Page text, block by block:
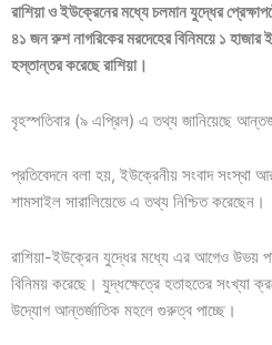
রাশিয়া ও ইউক্রেনের মধ্যে চলমান যুদ্ধের
৪১ জন রুশ নাগরিকের মরদেহের বিনিময়ে ১
হস্তান্তর করেছে রাশিয়া।
বৃহস্পতিবার (৯ এপ্রিল) এ তথ্য জানিয়েছে
প্রতিবেদনে বলা হয়, ইউক্রেনীয় সংবাদ সংস্থা
শামসাইল সারালিয়েভে এ তথ্য নিশ্চিত করেছেন।
রাশিয়া-ইউক্রেন যুদ্ধের মধ্যে এর আগেও উভয়
বিনিময় করেছে। যুদ্ধক্ষেত্রে হতাহতের সংখ্যা
উদ্যোগ আন্তর্জাতিক মহলে গুরুত্ব পাচ্ছে।